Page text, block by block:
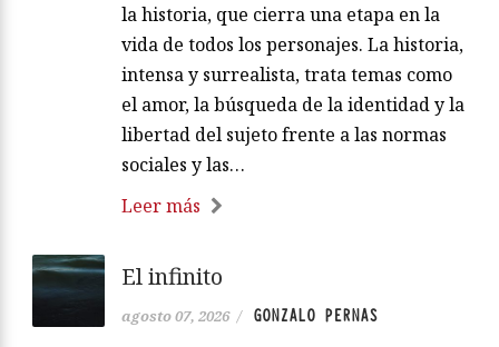
la historia, que cierra una etapa en la
vida de todos los personajes. La historia,
intensa y surrealista, trata temas como
el amor, la búsqueda de la identidad y la
libertad del sujeto frente a las normas
sociales y las…
Leer más
El infinito
agosto 07, 2026 / GONZALO PERNAS